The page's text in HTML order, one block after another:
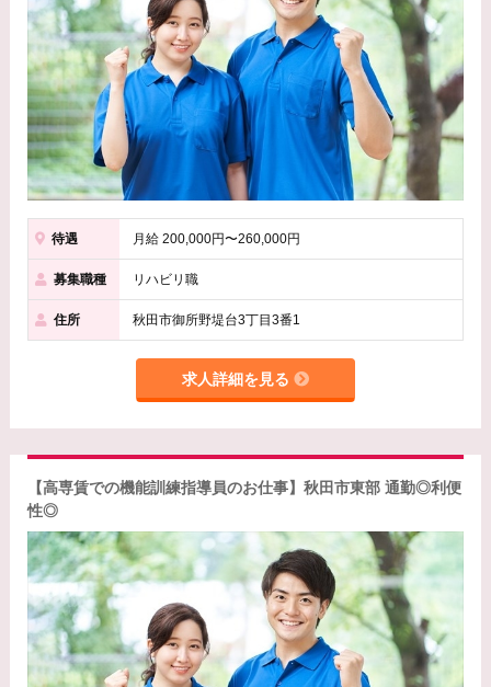
待遇 月給 200,000円〜260,000円
募集職種 リハビリ職
住所 秋田市御所野堤台3丁目3番1
求人詳細を見る
【高専賃での機能訓練指導員のお仕事】秋田市東部 通勤◎利便
性◎